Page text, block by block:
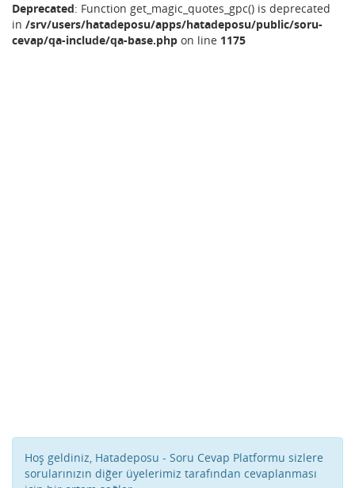
Deprecated: Function get_magic_quotes_gpc() is deprecated
in /srv/users/hatadeposu/apps/hatadeposu/public/soru-
cevap/qa-include/qa-base.php on line 1175
Hoş geldiniz, Hatadeposu - Soru Cevap Platformu sizlere
sorularınızın diğer üyelerimiz tarafından cevaplanması